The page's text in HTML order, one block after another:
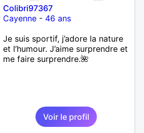
Colibri97367
Cayenne - 46 ans
Je suis sportif, j’adore la nature
et l’humour. J’aime surprendre et
me faire surprendre.🌺
Voir le profil